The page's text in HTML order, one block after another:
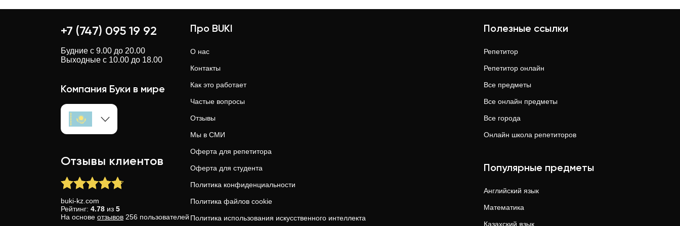
+7 (747) 095 19 92
Будние с 9.00 до 20.00
Выходные с 10.00 до 18.00
Компания Буки в мире
Отзывы клиентов
buki-kz.com
Рейтинг: 4.78 из 5
На основе отзывов 256 пользователей
Про BUKI
О нас
Контакты
Как это работает
Частые вопросы
Отзывы
Мы в СМИ
Оферта для репетитора
Оферта для студента
Политика конфиденциальности
Политика файлов cookie
Политика использования искусственного интеллекта
Полезные ссылки
Репетитор
Репетитор онлайн
Все предметы
Все онлайн предметы
Все города
Онлайн школа репетиторов
Популярные предметы
Английский язык
Математика
Казахский язык